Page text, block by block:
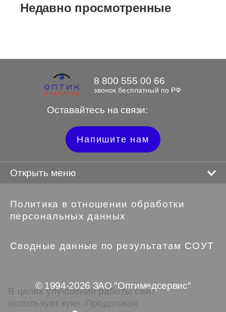
Недавно просмотренные
Оставайтесь на связи:
8 800 555 00 66
звонок бесплатный по РФ
Напишите нам
Открыть меню
Политика в отношении обработки
персональных данных
Сводные данные по результатам СОУТ
© 1994-2026 ЗАО ″Оптимедсервис″
В целях улучшения работы сайт
использует куки. Продолжая